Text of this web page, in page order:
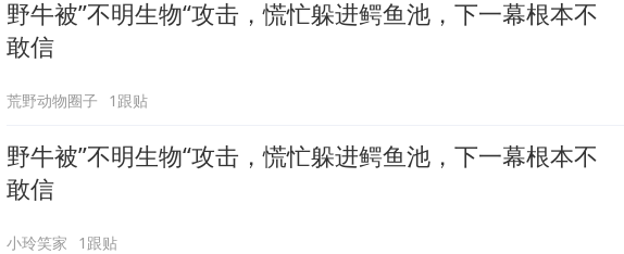
野牛被”不明生物“攻击，慌忙躲进鳄鱼池，下一幕根本不
敢信
荒野动物圈子 1跟贴
野牛被”不明生物“攻击，慌忙躲进鳄鱼池，下一幕根本不
敢信
小玲笑家 1跟贴